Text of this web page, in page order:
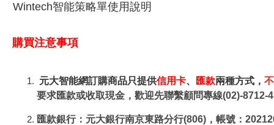
Wintech智能策略單使用說明
購買注意事項
元大智能網訂購商品只提供信用卡、 匯款兩種方式，
要求匯款或收取現金，歡迎先聯繫顧問專線(02)-8712-
匯款銀行：元大銀行南京東路分行(806)，帳號：